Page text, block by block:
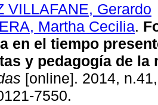
VILLAFANE, Gerardo
Martha Cecilia.
en el tiempo
y pedagogía de la
[online]. 2014,
7550.